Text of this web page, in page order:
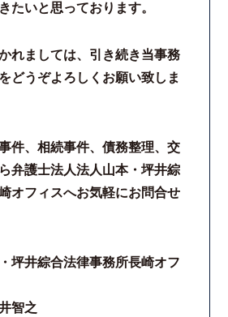
たいと思っております。
れましては、引き続き当事務
どうぞよろしくお願い致しま
件、相続事件、債務整理、交
弁護士法人法人山本・坪井綜
オフィスへお気軽にお問合せ
坪井綜合法律事務所長崎オフ
智之